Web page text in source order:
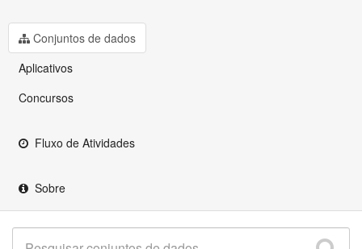
Conjuntos de dados
Aplicativos
Concursos
Fluxo de Atividades
Sobre